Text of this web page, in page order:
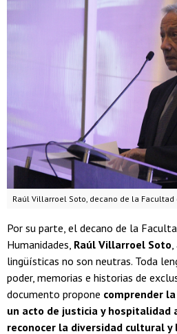
Raúl Villarroel Soto, decano de la
Por su parte, el decano de la
Humanidades, Raúl Villarroel Soto
lingüísticas no son neutras. Toda
poder, memorias e historias de
documento propone comprender
un acto de justicia y hospitalidad
reconocer la diversidad cultural